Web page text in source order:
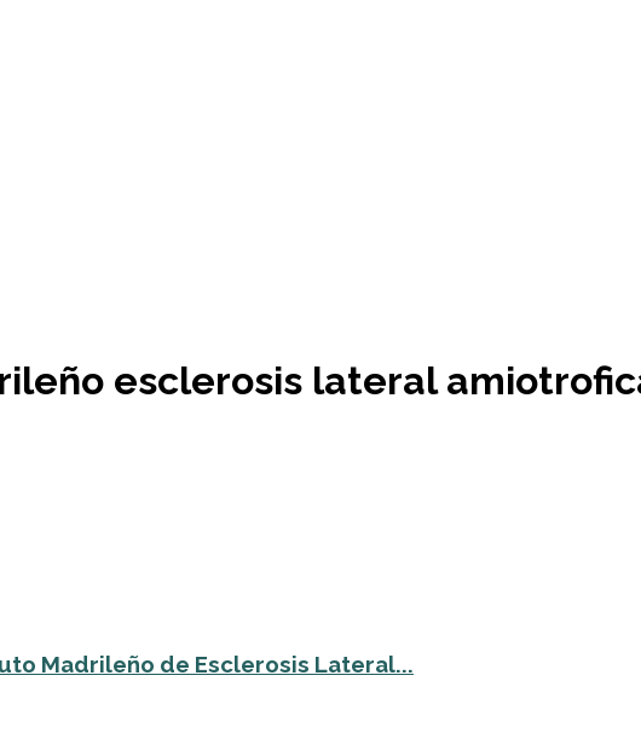
esclerosis lateral
Madrileño de Esclerosis Lateral...